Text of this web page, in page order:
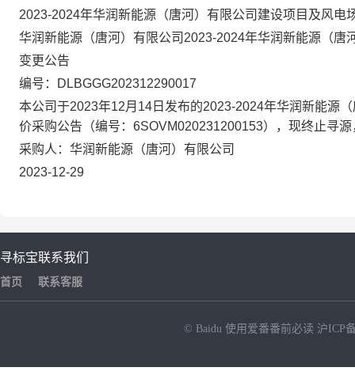
2023-2024年华润新能源（唐河）有限公司建设项目及风电
华润新能源（唐河）有限公司 2023-2024年华润新能源（唐
变更公告
编号：
DLBGGG202312290017
本公司于2023年12月14日 发布的2023-2024年华润新能源
价采购公告（编号： 6SOVM020231200153）， 现终止寻
采购人 ： 华润新能源（唐河）有限公司
2023-12-29
寻标宝
首页
联系我们
联系客服
© Baidu 使用爱番番前必读 沪ICP